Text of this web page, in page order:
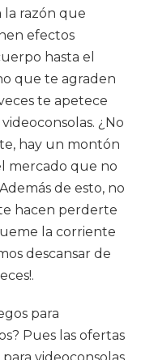
la razón que
efectos
hasta el
que te agraden
te apetece
¿No
hay un montón
mercado que no
de esto, no
hacen perderte
la corriente
descansar de
para
Pues las ofertas